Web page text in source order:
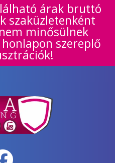
árak bruttó
szaküzletenként
minősülnek
szereplő